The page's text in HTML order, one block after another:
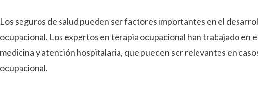
Los seguros de salud pueden ser factores importantes en el
ocupacional. Los expertos en terapia ocupacional han trabajado en
medicina y atención hospitalaria, que pueden ser relevantes en
ocupacional.